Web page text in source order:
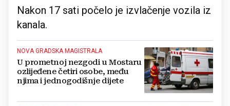
Nakon 17 sati počelo je izvlačenje vozila iz
kanala.
NOVA GRADSKA MAGISTRALA
U prometnoj nezgodi u Mostaru
ozlijeđene četiri osobe, među
njima i jednogodišnje dijete